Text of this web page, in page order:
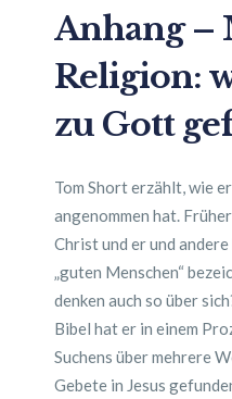
Anhang –
Religion:
zu Gott
Tom Short erzählt, wie
angenommen hat.
Christ und er und
„guten Menschen“
denken auch so über
Bibel hat er in einem
Suchens über mehrere
Gebete in Jesus